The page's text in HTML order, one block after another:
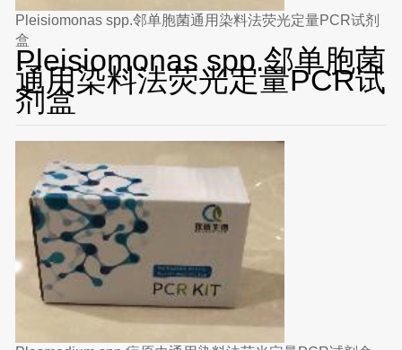
Pleisiomonas spp.邻单胞菌通用染料法荧光定量PCR试剂
盒
Pleisiomonas spp.邻单胞菌
通用染料法荧光定量PCR试
剂盒